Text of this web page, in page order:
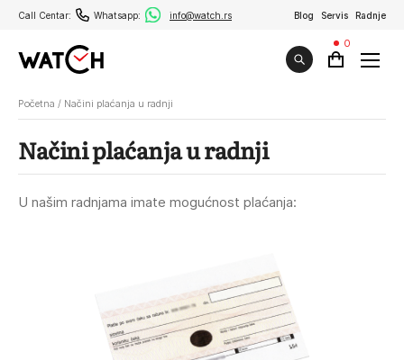
Call Centar: Whatsapp: info@watch.rs Blog Servis Radnje
0
Početna / Načini plaćanja u radnji
Načini plaćanja u radnji
U našim radnjama imate mogućnost plaćanja: